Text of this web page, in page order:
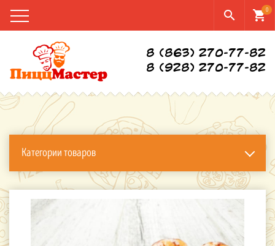
shopping_cart0
search
8 (863) 270-77-82
8 (928) 270-77-82
Категории товаров